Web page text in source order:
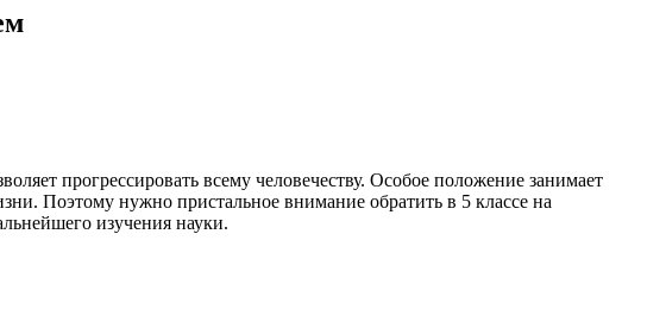
прогрессировать всему человечеству. Особое положение занимает
Поэтому нужно пристальное внимание обратить в 5 классе на
изучения науки.